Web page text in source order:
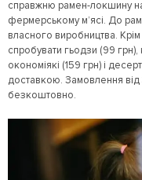
справжню рамен-локшину
фермерському м’ясі. До
власного виробництва.
спробувати гьодзи (99 грн),
окономіякі (159 грн) і
доставкою. Замовлення
безкоштовно.